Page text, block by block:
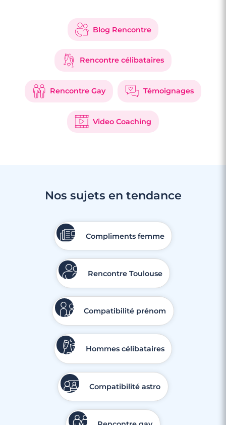
Blog Rencontre
Rencontre célibataires
Rencontre Gay Témoignages
Video Coaching
Nos sujets en tendance
Compliments femme
Rencontre Toulouse
Compatibilité prénom
Hommes célibataires
Compatibilité astro